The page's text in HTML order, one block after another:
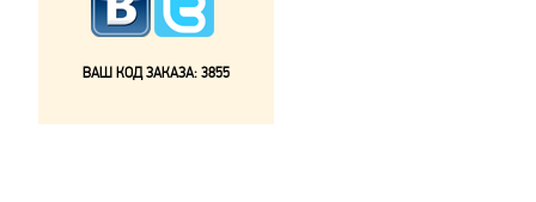
ВАШ КОД ЗАКАЗА: 3855